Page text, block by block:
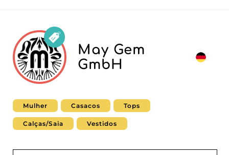
May Gem
GmbH
Mulher Casacos Tops
Calças/Saia Vestidos